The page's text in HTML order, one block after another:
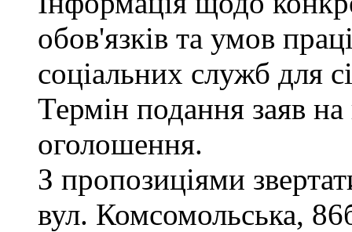
обов'язків та умов
соціальних служб для
Термін подання заяв
оголошення.
З пропозиціями
вул. Комсомольська,